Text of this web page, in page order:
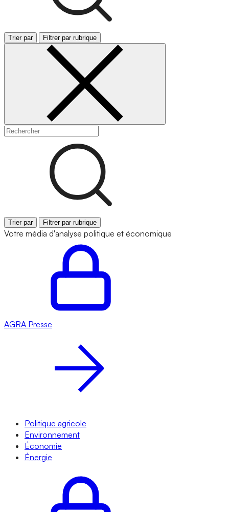
Trier par Filtrer par rubrique
Trier par Filtrer par rubrique
Votre média d'analyse politique et économique
AGRA Presse
Politique agricole
Environnement
Économie
Énergie